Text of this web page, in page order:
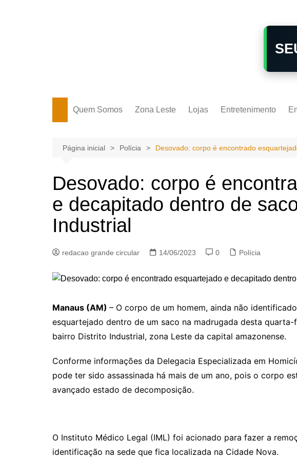
Quem Somos Zona Leste Lojas Entretenimento
Página inicial Polícia Desovado: corpo é encontrado
Desovado: corpo é
e decapitado dentro de
Industrial
redacao grande circular 14/06/2023 0 Polícia
Manaus (AM) – O corpo de um homem, ainda não
esquartejado dentro de um saco na madrugada desta quarta-
bairro Distrito Industrial, zona Leste da capital amazonense.
Conforme informações da Delegacia Especializada em
pode ter sido assassinada há mais de um ano, pois o corpo
avançado estado de decomposição.
O Instituto Médico Legal (IML) foi acionado para fazer a
identificação na sede que fica localizada na Cidade Nova.